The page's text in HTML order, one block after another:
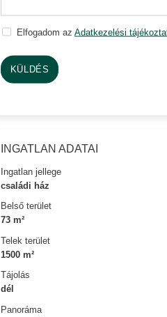
Elfogadom az Adatkezelési
KÜLDÉS
INGATLAN ADATAI
Ingatlan jellege
családi ház
Belső terület
73 m²
Telek terület
1500 m²
Tájolás
dél
Panoráma